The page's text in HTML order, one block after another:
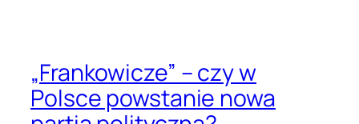
„Frankowicze” – czy w
Polsce powstanie nowa